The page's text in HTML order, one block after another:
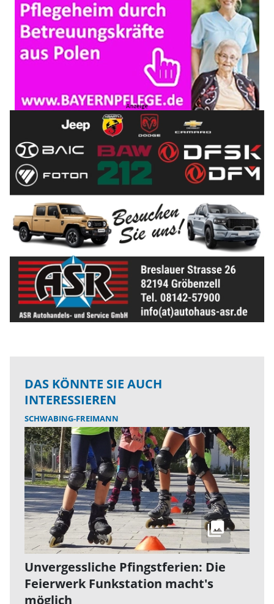
DAS KÖNNTE SIE AUCH
INTERESSIEREN
SCHWABING-FREIMANN
Unvergessliche Pfingstferien: Die
Feierwerk Funkstation macht's
möglich